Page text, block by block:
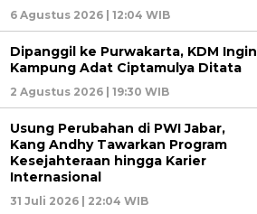
6 Agustus 2026 | 12:04 WIB
Dipanggil ke Purwakarta, KDM Ingin
Kampung Adat Ciptamulya Ditata
2 Agustus 2026 | 19:30 WIB
Usung Perubahan di PWI Jabar,
Kang Andhy Tawarkan Program
Kesejahteraan hingga Karier
Internasional
31 Juli 2026 | 22:04 WIB